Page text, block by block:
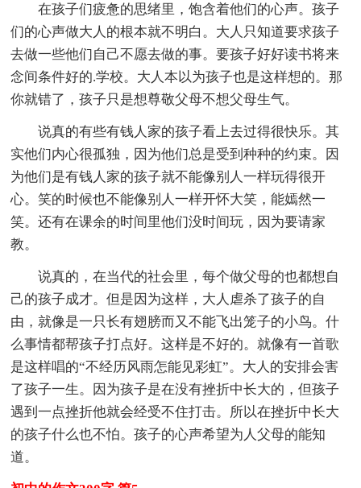
在孩子们疲惫的思绪里，饱含着他们的心声。孩子
们的心声做大人的根本就不明白。大人只知道要求孩子
去做一些他们自己不愿去做的事。要孩子好好读书将来
念间条件好的.学校。大人本以为孩子也是这样想的。那
你就错了，孩子只是想尊敬父母不想父母生气。
说真的有些有钱人家的孩子看上去过得很快乐。其
实他们内心很孤独，因为他们总是受到种种的约束。因
为他们是有钱人家的孩子就不能像别人一样玩得很开
心。笑的时候也不能像别人一样开怀大笑，能嫣然一
笑。还有在课余的时间里他们没时间玩，因为要请家
教。
说真的，在当代的社会里，每个做父母的也都想自
己的孩子成才。但是因为这样，大人虐杀了孩子的自
由，就像是一只长有翅膀而又不能飞出笼子的小鸟。什
么事情都帮孩子打点好。这样是不好的。就像有一首歌
是这样唱的“不经历风雨怎能见彩虹”。大人的安排会害
了孩子一生。因为孩子是在没有挫折中长大的，但孩子
遇到一点挫折他就会经受不住打击。所以在挫折中长大
的孩子什么也不怕。孩子的心声希望为人父母的能知
道。